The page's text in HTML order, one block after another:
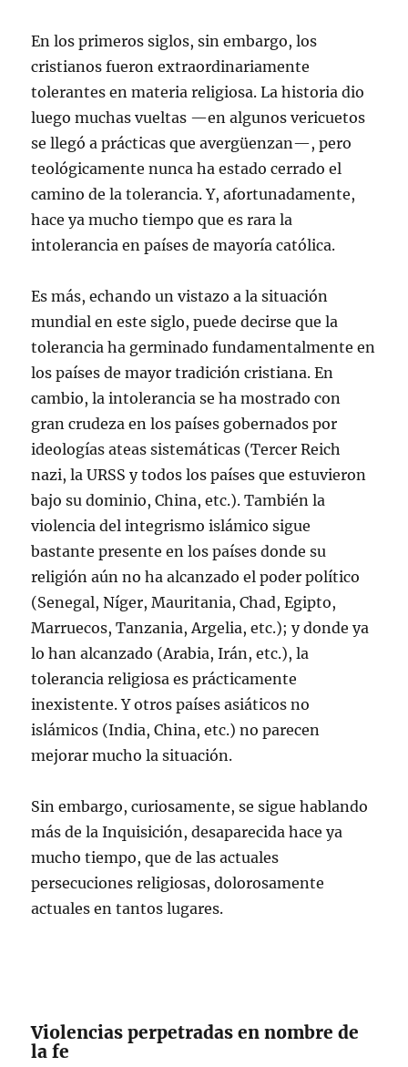
En los primeros siglos, sin embargo, los
cristianos fueron extraordinariamente
tolerantes en materia religiosa. La historia dio
luego muchas vueltas —en algunos vericuetos
se llegó a prácticas que avergüenzan—, pero
teológicamente nunca ha estado cerrado el
camino de la tolerancia. Y, afortunadamente,
hace ya mucho tiempo que es rara la
intolerancia en países de mayoría católica.
Es más, echando un vistazo a la situación
mundial en este siglo, puede decirse que la
tolerancia ha germinado fundamentalmente en
los países de mayor tradición cristiana. En
cambio, la intolerancia se ha mostrado con
gran crudeza en los países gobernados por
ideologías ateas sistemáticas (Tercer Reich
nazi, la URSS y todos los países que estuvieron
bajo su dominio, China, etc.). También la
violencia del integrismo islámico sigue
bastante presente en los países donde su
religión aún no ha alcanzado el poder político
(Senegal, Níger, Mauritania, Chad, Egipto,
Marruecos, Tanzania, Argelia, etc.); y donde ya
lo han alcanzado (Arabia, Irán, etc.), la
tolerancia religiosa es prácticamente
inexistente. Y otros países asiáticos no
islámicos (India, China, etc.) no parecen
mejorar mucho la situación.
Sin embargo, curiosamente, se sigue hablando
más de la Inquisición, desaparecida hace ya
mucho tiempo, que de las actuales
persecuciones religiosas, dolorosamente
actuales en tantos lugares.
Violencias perpetradas en nombre de
la fe